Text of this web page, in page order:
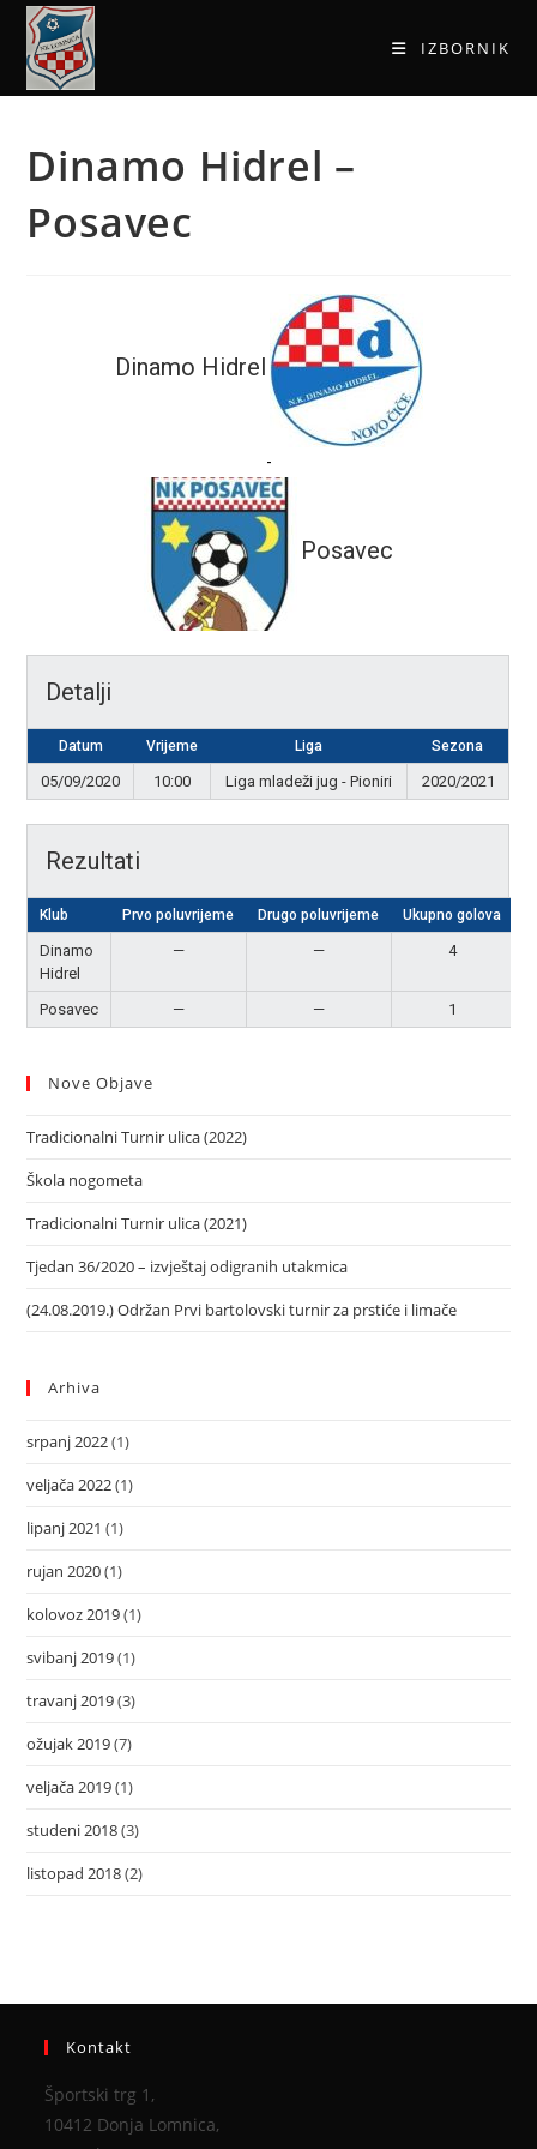
IZBORNIK
Dinamo Hidrel –
Posavec
Dinamo Hidrel
-
Posavec
Detalji
Datum Vrijeme Liga Sezona
05/09/2020 10:00 Liga mladeži jug - Pioniri 2020/2021
Rezultati
Klub Prvo poluvrijeme Drugo poluvrijeme Ukupno golova
Dinamo
Hidrel
— — 4
Posavec — — 1
Nove Objave
Tradicionalni Turnir ulica (2022)
Škola nogometa
Tradicionalni Turnir ulica (2021)
Tjedan 36/2020 – izvještaj odigranih utakmica
(24.08.2019.) Održan Prvi bartolovski turnir za prstiće i limače
Arhiva
srpanj 2022(1)
veljača 2022(1)
lipanj 2021 (1)
rujan 2020(1)
kolovoz 2019(1)
svibanj 2019(1)
travanj 2019(3)
ožujak 2019(7)
veljača 2019(1)
studeni 2018(3)
listopad 2018(2)
Kontakt
Športski trg 1,
10412 Donja Lomnica,